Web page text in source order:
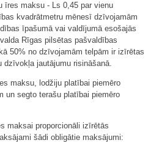
īres maksu - Ls 0,45 par vienu
kvadrātmetru mēnesī dzīvojamām
īpašumā vai valdījumā esošajās
Rīgas pilsētas pašvaldības
50% no dzīvojamām telpām ir izīrētas
jautājumu risināšanā.
maksu, lodžiju platībai piemēro
un segto terašu platībai piemēro
maksai proporcionāli izīrētās
šādi obligātie maksājumi: